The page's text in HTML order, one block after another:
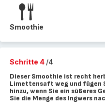
Smoothie
Schritte 4 /4
Dieser Smoothie ist recht
Limettensaft weg und fügen
hinzu, wenn Sie ein süßeres
Sie die Menge des Ingwers